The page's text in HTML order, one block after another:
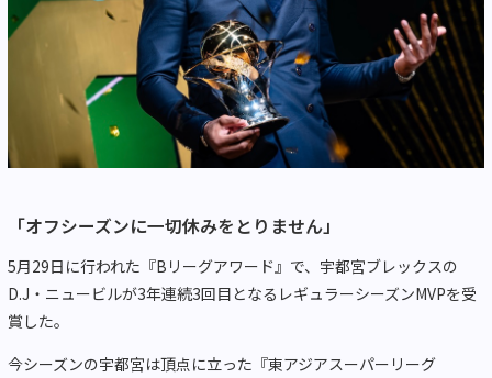
「オフシーズンに一切休みをとりません」
5月29日に行われた『Bリーグアワード』で、宇都宮ブレックスの
D.J・ニュービルが3年連続3回目となるレギュラーシーズンMVPを受
賞した。
今シーズンの宇都宮は頂点に立った『東アジアスーパーリーグ